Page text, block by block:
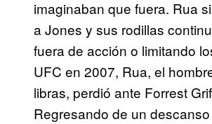
imaginaban que fuera. Rua
a Jones y sus rodillas
fuera de acción o limitando
UFC en 2007, Rua, el
libras, perdió ante Forrest
Regresando de un